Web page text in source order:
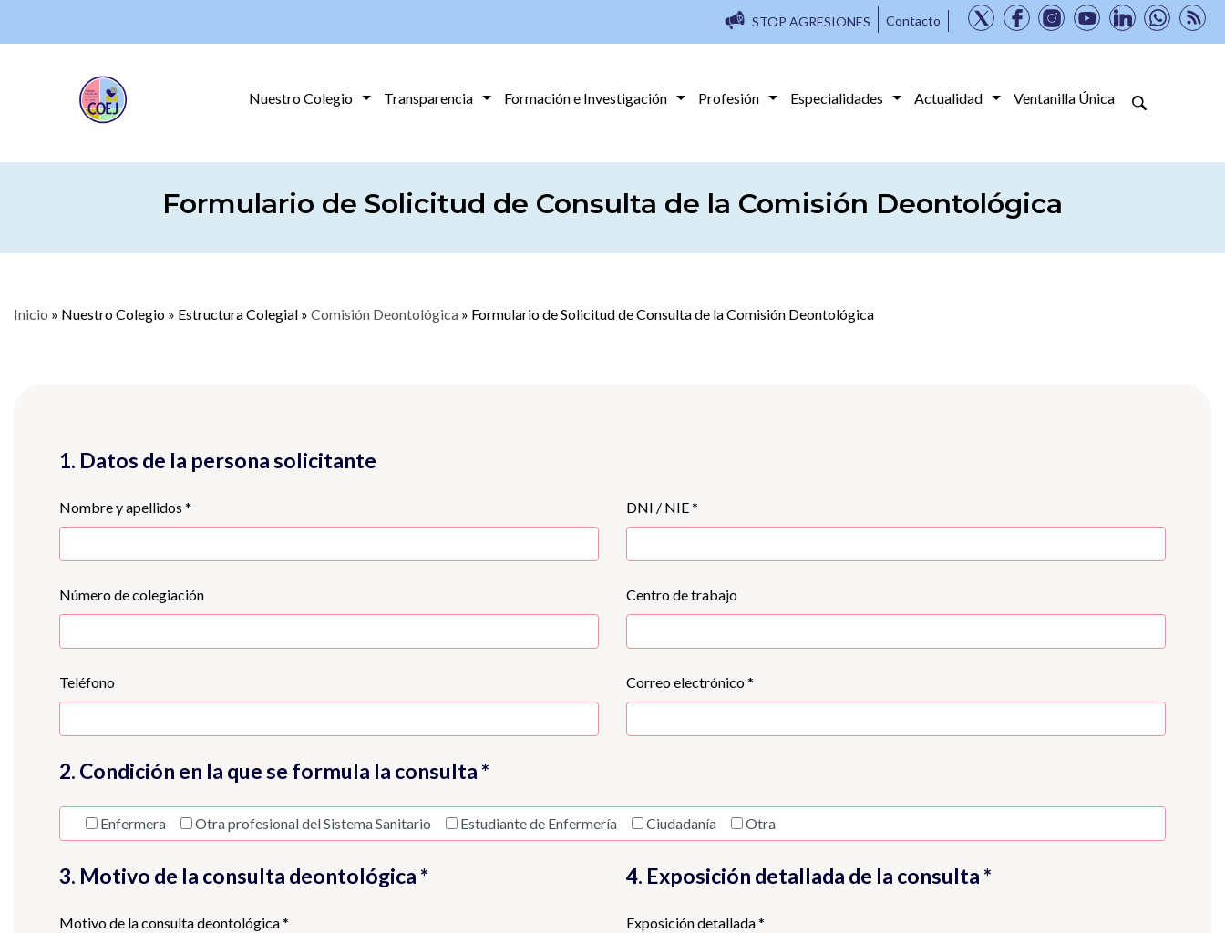
STOP AGRESIONES Contacto
Nuestro Colegio Transparencia Formación e Investigación Profesión Especialidades Actualidad Ventanilla Única
Formulario de Solicitud de Consulta de la Comisión Deontológica
Inicio » Nuestro Colegio » Estructura Colegial » Comisión Deontológica » Formulario de Solicitud de Consulta de la Comisión Deontológica
1. Datos de la persona solicitante
Nombre y apellidos * DNI / NIE *
Número de colegiación Centro de trabajo
Teléfono Correo electrónico *
2. Condición en la que se formula la consulta *
Enfermera Otra profesional del Sistema Sanitario Estudiante de Enfermería Ciudadanía Otra
3. Motivo de la consulta deontológica *
Motivo de la consulta deontológica *
4. Exposición detallada de la consulta *
Exposición detallada *